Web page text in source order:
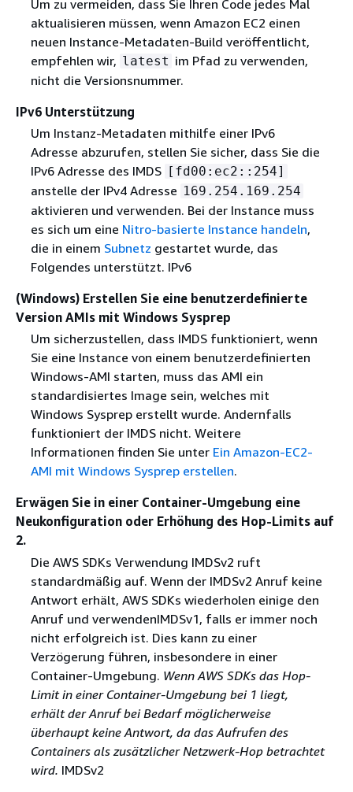
Um zu vermeiden, dass Sie Ihren Code jedes Mal
aktualisieren müssen, wenn Amazon EC2 einen
neuen Instance-Metadaten-Build veröffentlicht,
empfehlen wir, latest im Pfad zu verwenden,
nicht die Versionsnummer.
IPv6 Unterstützung
Um Instanz-Metadaten mithilfe einer IPv6
Adresse abzurufen, stellen Sie sicher, dass Sie die
IPv6 Adresse des IMDS
[fd00:ec2::254]
anstelle der IPv4 Adresse 169.254.169.254
aktivieren und verwenden. Bei der Instance muss
es sich um eine Nitro-basierte Instance handeln,
die in einem Subnetz gestartet wurde, das
Folgendes unterstützt. IPv6
(Windows) Erstellen Sie eine benutzerdefinierte
Version AMIs mit Windows Sysprep
Um sicherzustellen, dass IMDS funktioniert, wenn
Sie eine Instance von einem benutzerdefinierten
Windows-AMI starten, muss das AMI ein
standardisiertes Image sein, welches mit
Windows Sysprep erstellt wurde. Andernfalls
funktioniert der IMDS nicht. Weitere
Informationen finden Sie unter Ein Amazon-EC2-
AMI mit Windows Sysprep erstellen.
Erwägen Sie in einer Container-Umgebung eine
Neukonfiguration oder Erhöhung des Hop-Limits auf
2.
Die AWS SDKs Verwendung IMDSv2 ruft
standardmäßig auf. Wenn der IMDSv2 Anruf keine
Antwort erhält, AWS SDKs wiederholen einige den
Anruf und verwendenIMDSv1, falls er immer noch
nicht erfolgreich ist. Dies kann zu einer
Verzögerung führen, insbesondere in einer
Container-Umgebung. Wenn AWS SDKs das Hop-
Limit in einer Container-Umgebung bei 1 liegt,
erhält der Anruf bei Bedarf möglicherweise
überhaupt keine Antwort, da das Aufrufen des
Containers als zusätzlicher Netzwerk-Hop betrachtet
wird. IMDSv2